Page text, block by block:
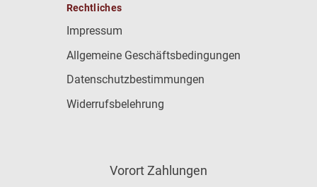
Rechtliches
Impressum
Allgemeine Geschäftsbedingungen
Datenschutzbestimmungen
Widerrufsbelehrung
Vorort Zahlungen